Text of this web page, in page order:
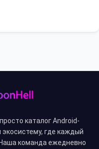
каталог Android-
где каждый
команда ежедневно